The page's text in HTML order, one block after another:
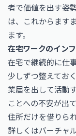
者で価値を出す姿
は、これからます
ます。
在宅ワークのイン
在宅で継続的に仕
少しずつ整えてお
業届を出して活動
ことへの不安が出
住所だけを借りら
詳しくはバーチャ